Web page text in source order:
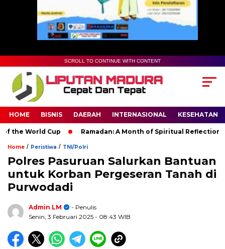
SCROLL TO CONTINUE WITH CONTENT
HOME BISNIS DAERAH INTERNASIONAL KESEHATAN
World Cup Ramadan: A Month of Spiritual Reflection,
Home / Peristiwa / TNI/Polri
Polres Pasuruan Salurkan Bantuan
untuk Korban Pergeseran Tanah di
Purwodadi
Admin LM
- Penulis
Senin, 3 Februari 2025 - 08:43 WIB